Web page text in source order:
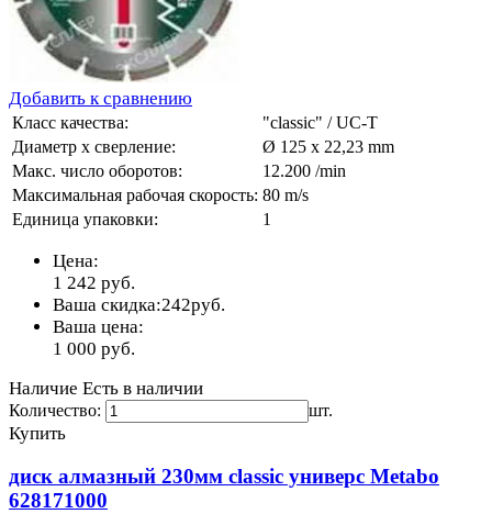
Добавить к сравнению
Класс качества:
"classic" / UC-T
Диаметр х сверление:
Ø 125 x 22,23 mm
Макс. число оборотов:
12.200 /min
Максимальная рабочая скорость: 80 m/s
Единица упаковки:
1
Цена:
1 242 руб.
Ваша скидка:242руб.
Ваша цена:
1 000 руб.
Наличие Есть в наличии
Количество: шт.
Купить
диск алмазный 230мм classic универс Metabo
628171000